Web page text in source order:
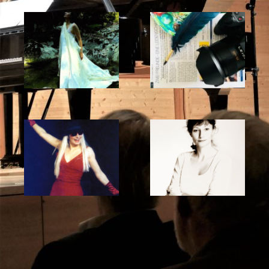
Theater Wort & Bild
Kabarett Regie